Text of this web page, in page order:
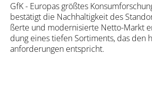
GfK - Euro­pas größ­tes
bestä­tigt die Nach­hal­tig­keit des
ßer­te und moder­ni­sier­te Net­to-Markt
dung eines tie­fen Sor­ti­ments, das den
an­for­de­run­gen ent­spricht.